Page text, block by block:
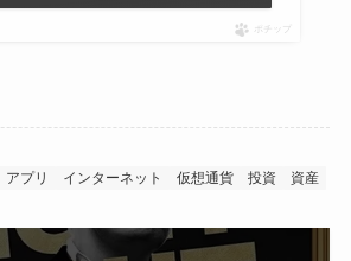
ポチップ
アプリ インターネット 仮想通貨 投資 資産